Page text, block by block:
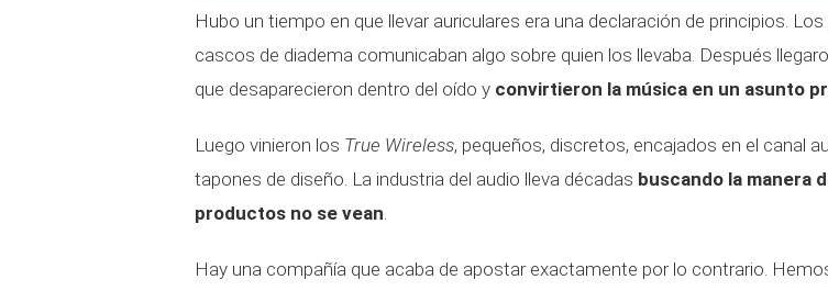
Hubo un tiempo en que llevar auriculares era una declaración de principios. Los
cascos de diadema comunicaban algo sobre quien los llevaba. Después
que desaparecieron dentro del oído y convirtieron la música en un asunto
Luego vinieron los True Wireless, pequeños, discretos, encajados en el canal
tapones de diseño. La industria del audio lleva décadas buscando la manera
productos no se vean.
Hay una compañía que acaba de apostar exactamente por lo contrario.